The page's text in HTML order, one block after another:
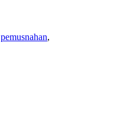
pemusnahan,